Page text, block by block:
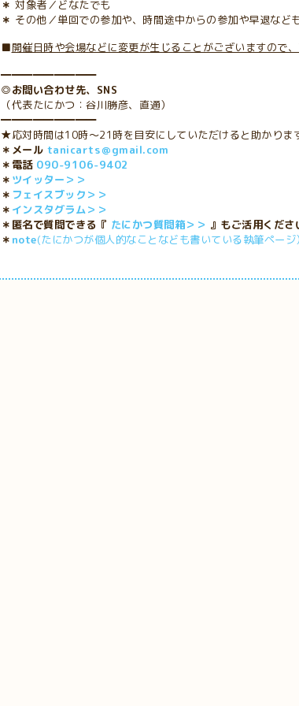
＊ 対象者／どなたでも
＊ その他／単回での参加や、時間途中からの参加や早退など
■開催日時や会場などに変更が生じることがございますので
━━━━━━━━━
◎お問い合わせ先、SNS
（代表たにかつ：谷川勝彦、直通）
━━━━━━━━━
★応対時間は10時～21時を目安にしていただけると助かりま
＊メール tanicarts＠gmail.com
＊電話 090-9106-9402
＊ ツイッター＞＞
＊ フェイスブック＞＞
＊ インスタグラム＞＞
＊匿名で質問できる『 たにかつ質問箱＞＞ 』もご活用くださ
＊ note(たにかつが個人的なことなども書いている執筆ページ）